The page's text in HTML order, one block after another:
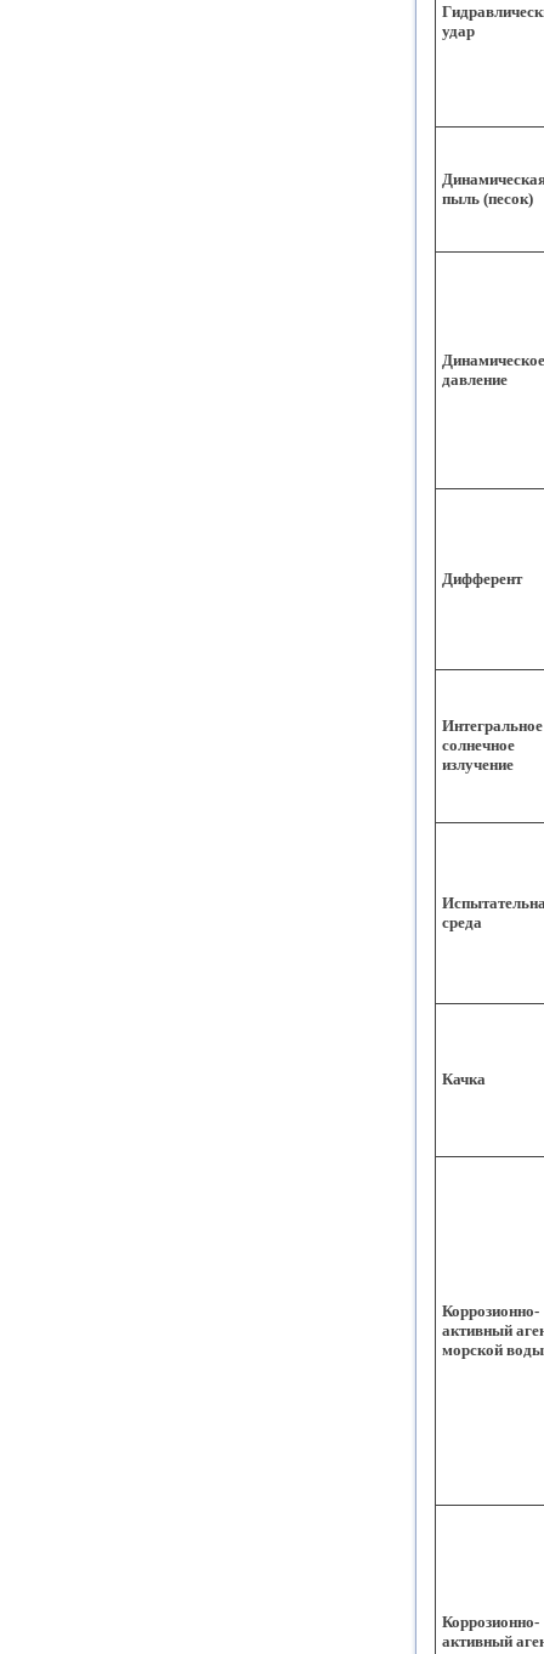
удар
пыль (песок)
Динамическое
давление
Дифферент
Интегральное
солнечное
излучение
среда
Качка
Коррозионно-
активный
морской воды
Коррозионно-
активный